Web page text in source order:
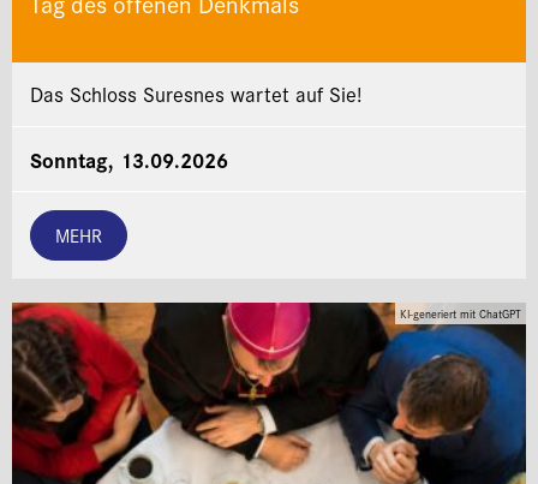
Das Schloss Suresnes wartet auf Sie!
Sonntag, 13.09.2026
MEHR
KI-generiert mit ChatGPT